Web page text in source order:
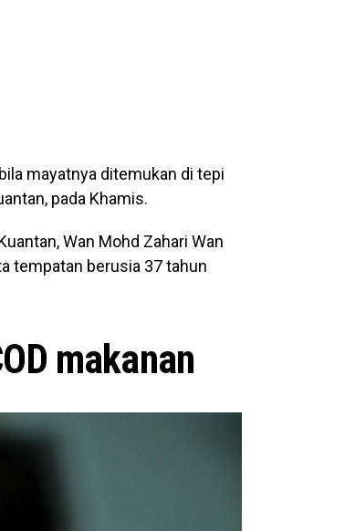
mayatnya ditemukan di tepi
pada Khamis.
Wan Mohd Zahari Wan
tempatan berusia 37 tahun
makanan